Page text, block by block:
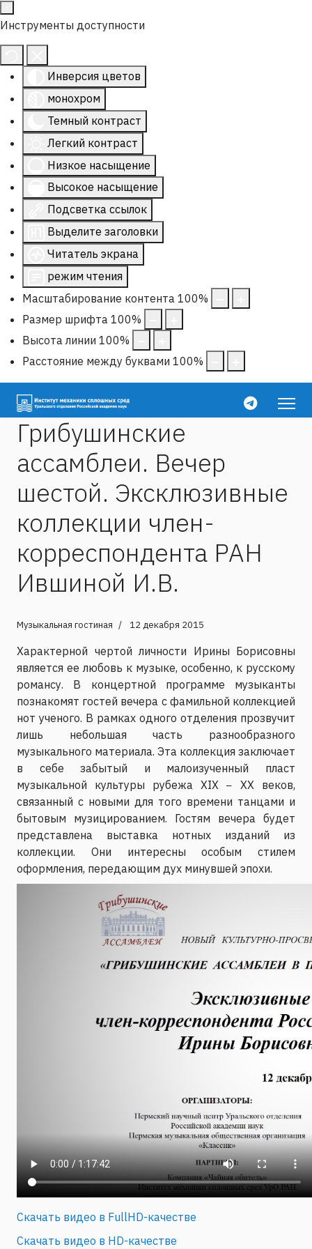
Инструменты доступности
Инверсия цветов
монохром
Темный контраст
Легкий контраст
Низкое насыщение
Высокое насыщение
Подсветка ссылок
Выделите заголовки
Читатель экрана
режим чтения
Масштабирование контента 100%
Размер шрифта 100%
Высота линии 100%
Расстояние между буквами 100%
Грибушинские
ассамблеи. Вечер
шестой. Эксклюзивные
коллекции член-
корреспондента РАН
Ившиной И.В.
Музыкальная гостиная 12 декабря 2015
Характерной чертой личности Ирины Борисовны
является ее любовь к музыке, особенно, к русскому
романсу. В концертной программе музыканты
познакомят гостей вечера с фамильной коллекцией
нот ученого. В рамках одного отделения прозвучит
лишь небольшая часть разнообразного
музыкального материала. Эта коллекция заключает
в себе забытый и малоизученный пласт
музыкальной культуры рубежа XIX − XX веков,
связанный с новыми для того времени танцами и
бытовым музицированием. Гостям вечера будет
представлена выставка нотных изданий из
коллекции. Они интересны особым стилем
оформления, передающим дух минувшей эпохи.
Скачать видео в FullHD-качестве
Скачать видео в HD-качестве